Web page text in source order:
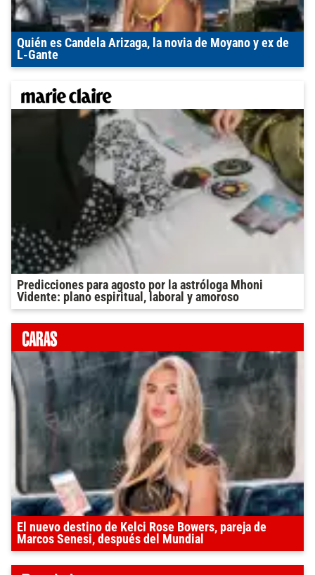
Quién es Candela Arizaga, la novia de Moyano y ex de
L-Gante
Predicciones para agosto por la astróloga Mhoni
Vidente: plano espiritual, laboral y amoroso
El nuevo destino de Kelci Rose Bowers, pareja de
Marcos Senesi, después del Mundial